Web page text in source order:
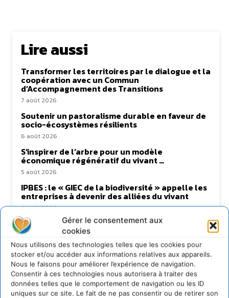
Gérer le consentement aux
cookies
Nous utilisons des technologies telles que les cookies pour
stocker et/ou accéder aux informations relatives aux appareils.
Nous le faisons pour améliorer l’expérience de navigation.
Consentir à ces technologies nous autorisera à traiter des
données telles que le comportement de navigation ou les ID
uniques sur ce site. Le fait de ne pas consentir ou de retirer son
Lire aussi
Transformer les territoires par le dialogue et la
coopération avec un Commun
d’Accompagnement des Transitions
7 août 2026
Soutenir un pastoralisme durable en faveur de
socio-écosystèmes résilients
6 août 2026
S’inspirer de l’arbre pour un modèle
économique régénératif du vivant …
5 août 2026
IPBES : le « GIEC de la biodiversité » appelle les
entreprises à devenir des alliées du vivant
4 août 2026
Newsletter